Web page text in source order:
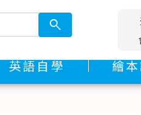
search
英語自學 繪